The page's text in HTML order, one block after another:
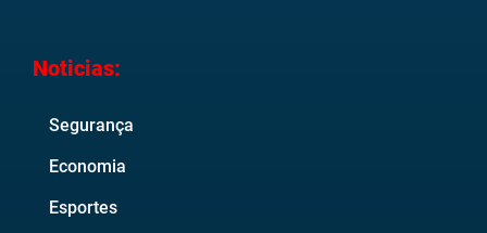
Noticias:
Segurança
Economia
Esportes